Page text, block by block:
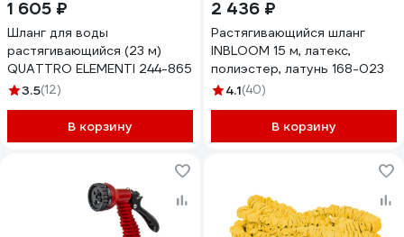
1 605 ₽
Шланг для воды
растягивающийся (23 м)
QUATTRO ELEMENTI 244-865
3.5(12)
В корзину
2 436 ₽
Растягивающийся шланг
INBLOOM 15 м, латекс,
полиэстер, латунь 168-023
4.1(40)
В корзину